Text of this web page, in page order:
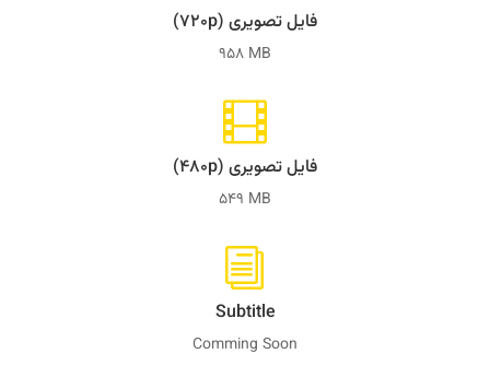
فایل تصویری (۷۲۰p)
958 MB

فایل تصویری (۴۸۰p)
549 MB
i
Subtitle
Comming Soon